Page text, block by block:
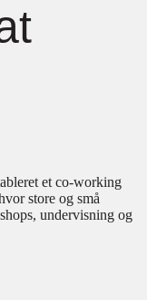
et co-working
store og små
undervisning og